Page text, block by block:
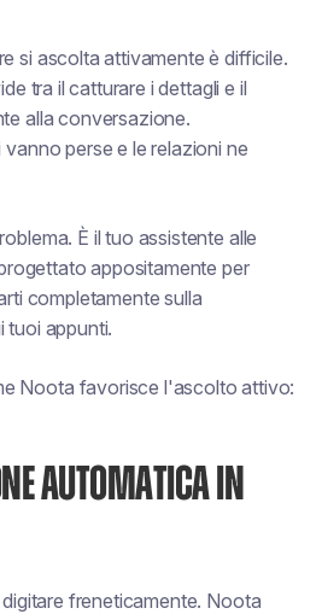
si ascolta attivamente è difficile.
tra il catturare i dettagli e il
alla conversazione.
perse e le relazioni ne
È il tuo assistente alle
appositamente per
completamente sulla
tuoi appunti.
Noota favorisce l'ascolto attivo:
AUTOMATICA IN
freneticamente. Noota